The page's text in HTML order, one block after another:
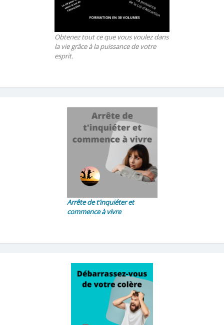
Obtenez tout ce que vous voulez dans
la vie grâce à la puissance de votre
esprit.
Arrête de t’inquiéter et
commence à vivre